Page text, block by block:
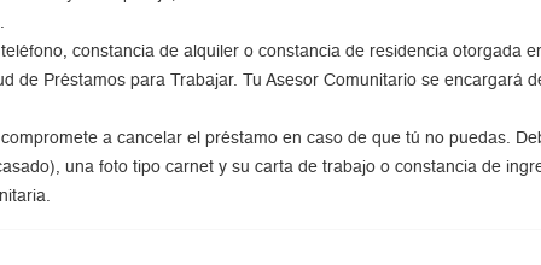
constancia de alquiler o constancia de residencia otorgada
de Préstamos para Trabajar. Tu Asesor Comunitario se encargará
a cancelar el préstamo en caso de que tú no puedas.
una foto tipo carnet y su carta de trabajo o constancia de